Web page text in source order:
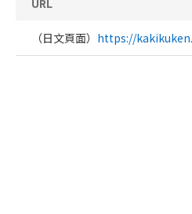
URL
（日文頁面） https://